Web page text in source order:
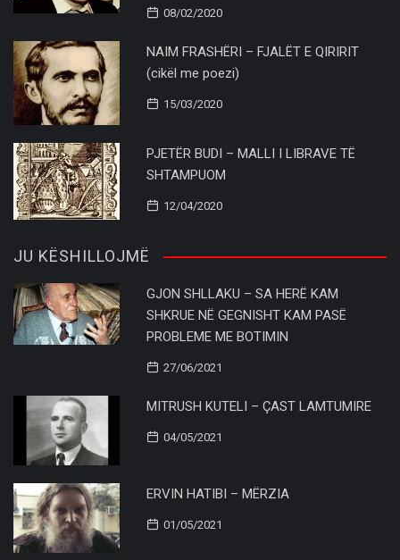
08/02/2020
NAIM FRASHËRI – FJALËT E QIRIRIT
(cikël me poezi)
15/03/2020
PJETËR BUDI – MALLI I LIBRAVE TË
SHTAMPUOM
12/04/2020
JU KËSHILLOJMË
GJON SHLLAKU – SA HERË KAM
SHKRUE NË GEGNISHT KAM PASË
PROBLEME ME BOTIMIN
27/06/2021
MITRUSH KUTELI – ÇAST LAMTUMIRE
04/05/2021
ERVIN HATIBI – MËRZIA
01/05/2021